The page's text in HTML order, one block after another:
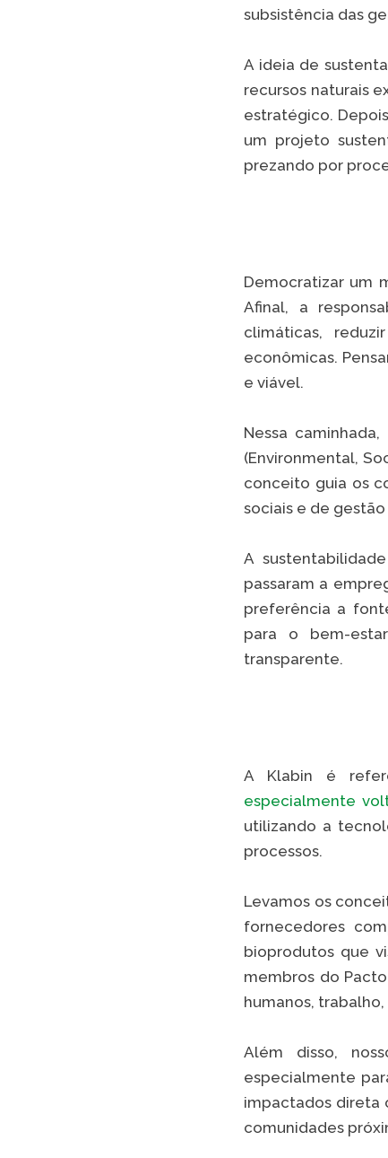
subsistência das
A ideia de
recursos naturais
estratégico.
um projeto
prezando por
Democratizar um
Afinal, a
climáticas,
econômicas.
e viável.
Nessa
(Environmental,
conceito guia os
sociais e de
A
passaram a
preferência a
para o bem-
transparente.
A Klabin é
especialmente
utilizando a
processos.
Levamos os
fornecedores
bioprodutos que
membros do
humanos,
Além disso,
especialmente
impactados direta
comunidades